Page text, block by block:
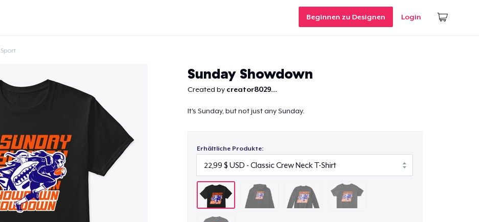
Beginnen zu Designen Login
Sport
Sunday Showdown
Created by creator8029...
It's Sunday, but not just any Sunday.
Erhältliche Produkte: